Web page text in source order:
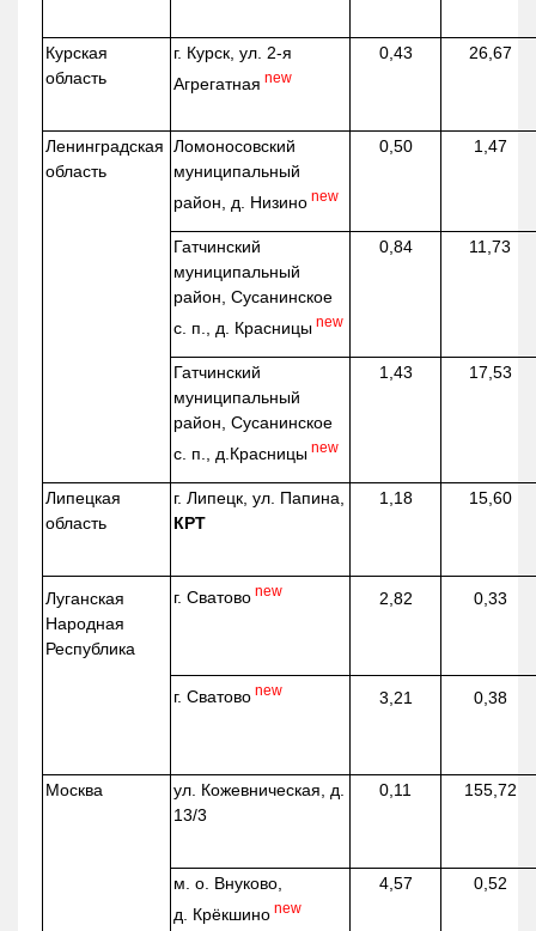
Курская
область
г. Курск, ул. 2-я
Агрегатная new
0,43 26,67
Ленинградская
область
Ломоносовский
муниципальный
район, д. Низино new
0,50 1,47
Гатчинский
муниципальный
район, Сусанинское
с. п., д. Красницы new
0,84 11,73
Гатчинский
муниципальный
район, Сусанинское
с. п.,д.Красницы new
1,43 17,53
Липецкая
область
г. Липецк, ул. Папина,
КРТ
1,18 15,60
Луганская
Народная
Республика
г. Сватово new 2,82 0,33
г. Сватово new 3,21 0,38
Москва ул. Кожевническая , д.
13/3
0,11 155,72
м. о. Внуково,
д. Крёкшино new
4,57 0,52